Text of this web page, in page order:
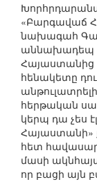
«Բարգավաճ
նախագահ
աննախադեպ
Հայաստանից
հենակետը
հերթական
կերպ դա չես
հետ
մասի
որ բացի այն